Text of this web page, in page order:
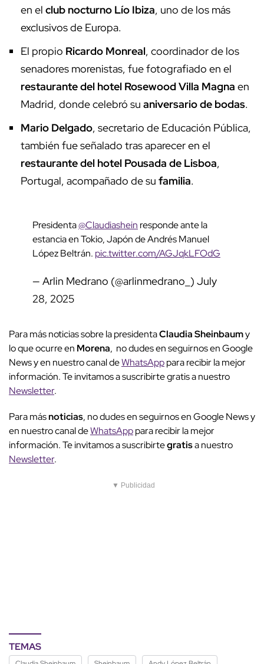
en el club nocturno Lío Ibiza, uno de los más
exclusivos de Europa.
El propio Ricardo Monreal, coordinador de los
senadores morenistas, fue fotografiado en el
restaurante del hotel Rosewood Villa Magna en
Madrid, donde celebró su aniversario de bodas.
Mario Delgado, secretario de Educación Pública,
también fue señalado tras aparecer en el
restaurante del hotel Pousada de Lisboa,
Portugal, acompañado de su familia.
Presidenta@Claudiashein responde ante la
estancia en Tokio, Japón de Andrés Manuel
López Beltrán. pic.twitter.com/AGJqkLFOdG
— Arlin Medrano (@arlinmedrano_) July
28, 2025
Para más noticias sobre la presidentaClaudia Sheinbaumy
lo que ocurre en Morena, no dudes en seguirnos en Google
News y en nuestro canal deWhatsApppara recibir la mejor
información. Te invitamos a suscribirte gratis a nuestro
Newsletter.
Para másnoticias, no dudes en seguirnos en Google News y
en nuestro canal deWhatsApppara recibir la mejor
información. Te invitamos a suscribirtegratisa nuestro
Newsletter.
▼ Publicidad
TEMAS